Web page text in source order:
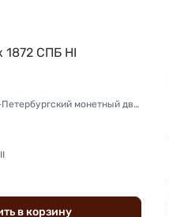
1872 СПБ НI
Монетный двор: Санкт-Петербургский монетный двор
вкорзину